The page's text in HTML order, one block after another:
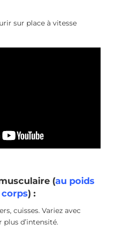
sur place à vitesse
(au poids
) :
cuisses. Variez avec
d’intensité.